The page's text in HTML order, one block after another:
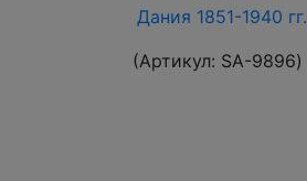
Дания 1851-1940
(Артикул: SA-9896)